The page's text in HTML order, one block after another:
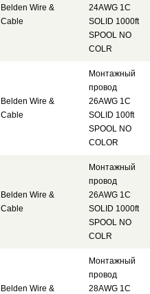
Belden Wire &
Cable
24AWG 1C
SOLID 1000ft
SPOOL NO
COLR
Belden Wire &
Cable
Монтажный
провод
26AWG 1C
SOLID 100ft
SPOOL NO
COLOR
Belden Wire &
Cable
Монтажный
провод
26AWG 1C
SOLID 1000ft
SPOOL NO
COLR
Belden Wire &
Монтажный
провод
28AWG 1C